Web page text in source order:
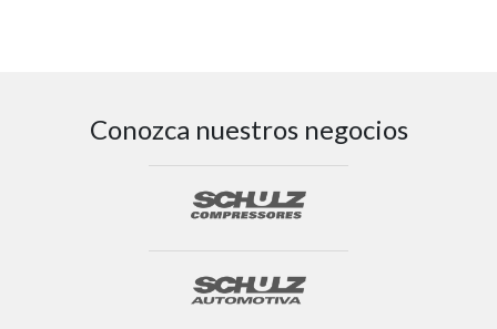
Conozca nuestros negocios